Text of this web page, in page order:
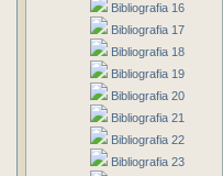
Bibliografia 16
Bibliografia 17
Bibliografia 18
Bibliografia 19
Bibliografia 20
Bibliografia 21
Bibliografia 22
Bibliografia 23